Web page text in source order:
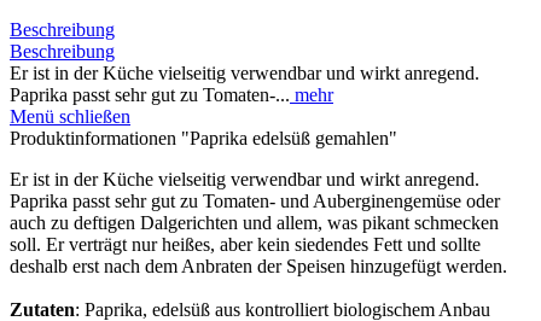
Beschreibung
Beschreibung
Er ist in der Küche vielseitig verwendbar und wirkt anregend.
Paprika passt sehr gut zu Tomaten-... mehr
Menü schließen
Produktinformationen "Paprika edelsüß gemahlen"
Er ist in der Küche vielseitig verwendbar und wirkt anregend.
Paprika passt sehr gut zu Tomaten- und Auberginengemüse oder
auch zu deftigen Dalgerichten und allem, was pikant schmecken
soll. Er verträgt nur heißes, aber kein siedendes Fett und sollte
deshalb erst nach dem Anbraten der Speisen hinzugefügt werden.
Zutaten: Paprika, edelsüß aus kontrolliert biologischem Anbau